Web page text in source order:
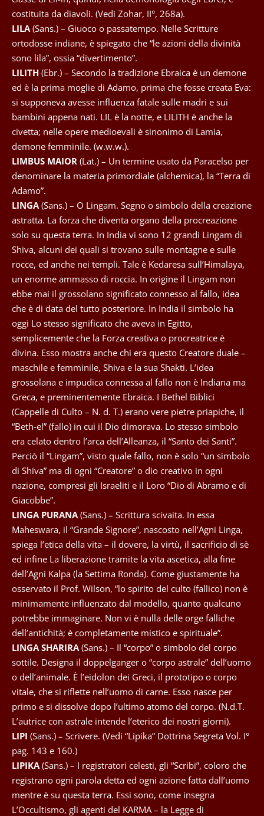
costituita da diavoli. (Vedi Zohar, II°, 268a).
LILA (Sans.) – Giuoco o passatempo. Nelle Scritture
ortodosse indiane, è spiegato che “le azioni della divinità
sono lila”, ossia “divertimento”.
LILITH (Ebr.) – Secondo la tradizione Ebraica è un demone
ed è la prima moglie di Adamo, prima che fosse creata Eva:
si supponeva avesse influenza fatale sulle madri e sui
bambini appena nati. LIL è la notte, e LILITH è anche la
civetta; nelle opere medioevali è sinonimo di Lamia,
demone femminile. (w.w.w.).
LIMBUS MAIOR (Lat.) – Un termine usato da Paracelso per
denominare la materia primordiale (alchemica), la “Terra di
Adamo”.
LINGA (Sans.) – O Lingam. Segno o simbolo della creazione
astratta. La forza che diventa organo della procreazione
solo su questa terra. In India vi sono 12 grandi Lingam di
Shiva, alcuni dei quali si trovano sulle montagne e sulle
rocce, ed anche nei templi. Tale è Kedaresa sull’Himalaya,
un enorme ammasso di roccia. In origine il Lingam non
ebbe mai il grossolano significato connesso al fallo, idea
che è di data del tutto posteriore. In India il simbolo ha
oggi Lo stesso significato che aveva in Egitto,
semplicemente che la Forza creativa o procreatrice è
divina. Esso mostra anche chi era questo Creatore duale –
maschile e femminile, Shiva e la sua Shakti. L’idea
grossolana e impudica connessa al fallo non è Indiana ma
Greca, e preminentemente Ebraica. I Bethel Biblici
(Cappelle di Culto – N. d. T.) erano vere pietre priapiche, il
“Beth-el” (fallo) in cui il Dio dimorava. Lo stesso simbolo
era celato dentro l’arca dell’Alleanza, il “Santo dei Santi”.
Perciò il “Lingam”, visto quale fallo, non è solo “un simbolo
di Shiva” ma di ogni “Creatore” o dio creativo in ogni
nazione, compresi gli Israeliti e il Loro “Dio di Abramo e di
Giacobbe”.
LINGA PURANA (Sans.) – Scrittura scivaita. In essa
Maheswara, il “Grande Signore”, nascosto nell’Agni Linga,
spiega l’etica della vita – il dovere, la virtù, il sacrificio di sè
ed infine La liberazione tramite la vita ascetica, alla fine
dell’Agni Kalpa (la Settima Ronda). Come giustamente ha
osservato il Prof. Wilson, “lo spirito del culto (fallico) non è
minimamente influenzato dal modello, quanto qualcuno
potrebbe immaginare. Non vi è nulla delle orge falliche
dell’antichità; è completamente mistico e spirituale”.
LINGA SHARIRA (Sans.) – Il “corpo” o simbolo del corpo
sottile. Designa il doppelganger o “corpo astrale” dell’uomo
o dell’animale. È l’eidolon dei Greci, il prototipo o corpo
vitale, che si riflette nell’uomo di carne. Esso nasce per
primo e si dissolve dopo l’ultimo atomo del corpo. (N.d.T.
L’autrice con astrale intende l’eterico dei nostri giorni).
LIPI (Sans.) – Scrivere. (Vedi “Lipika” Dottrina Segreta Vol. I°
pag. 143 e 160.)
LIPIKA (Sans.) – I registratori celesti, gli “Scribi”, coloro che
registrano ogni parola detta ed ogni azione fatta dall’uomo
mentre è su questa terra. Essi sono, come insegna
L’Occultismo, gli agenti del KARMA – la Legge di